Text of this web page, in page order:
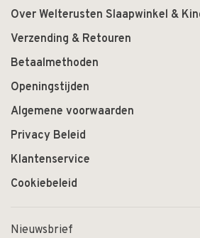
Over Welterusten Slaapwinkel &
Verzending & Retouren
Betaalmethoden
Openingstijden
Algemene voorwaarden
Privacy Beleid
Klantenservice
Cookiebeleid
Nieuwsbrief